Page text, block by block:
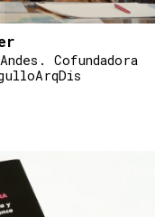
Cofundadora